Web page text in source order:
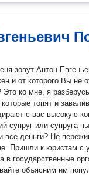
зовут Антон
которого Вы не
ко мне, я разберусь.
топят и
с вас высокую
все деньги? Не
в государственные
объясним им